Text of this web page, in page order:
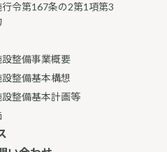
令第167条の2第1項第3
整備事業概要
整備基本構想
整備基本計画等